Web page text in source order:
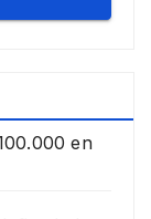
en